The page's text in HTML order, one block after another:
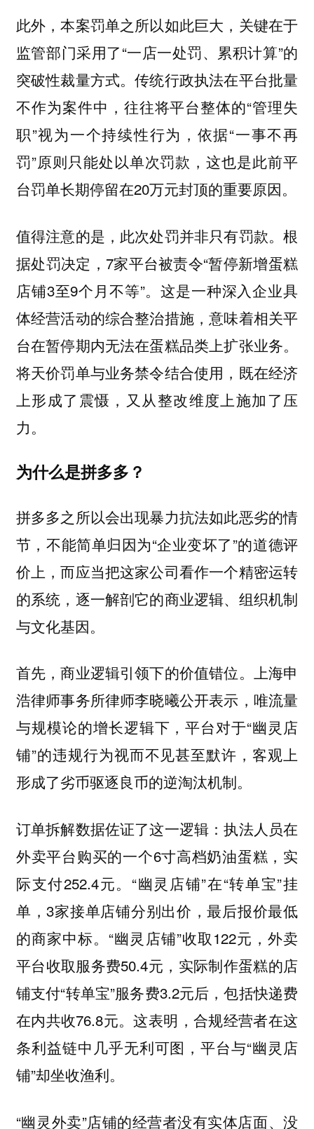
此外，本案罚单之所以如此巨大，关键在于
监管部门采用了“一店一处罚、累积计算”的
突破性裁量方式。传统行政执法在平台批量
不作为案件中，往往将平台整体的“管理失
职”视为一个持续性行为，依据“一事不再
罚”原则只能处以单次罚款，这也是此前平
台罚单长期停留在20万元封顶的重要原因。
值得注意的是，此次处罚并非只有罚款。根
据处罚决定，7家平台被责令“暂停新增蛋糕
店铺3至9个月不等”。这是一种深入企业具
体经营活动的综合整治措施，意味着相关平
台在暂停期内无法在蛋糕品类上扩张业务。
将天价罚单与业务禁令结合使用，既在经济
上形成了震慑，又从整改维度上施加了压
力。
为什么是拼多多？
拼多多之所以会出现暴力抗法如此恶劣的情
节，不能简单归因为“企业变坏了”的道德评
价上，而应当把这家公司看作一个精密运转
的系统，逐一解剖它的商业逻辑、组织机制
与文化基因。
首先，商业逻辑引领下的价值错位。上海申
浩律师事务所律师李晓曦公开表示，唯流量
与规模论的增长逻辑下，平台对于“幽灵店
铺”的违规行为视而不见甚至默许，客观上
形成了劣币驱逐良币的逆淘汰机制。
订单拆解数据佐证了这一逻辑：执法人员在
外卖平台购买的一个6寸高档奶油蛋糕，实
际支付252.4元。“幽灵店铺”在“转单宝”挂
单，3家接单店铺分别出价，最后报价最低
的商家中标。“幽灵店铺”收取122元，外卖
平台收取服务费50.4元，实际制作蛋糕的店
铺支付“转单宝”服务费3.2元后，包括快递费
在内共收76.8元。这表明，合规经营者在这
条利益链中几乎无利可图，平台与“幽灵店
铺”却坐收渔利。
“幽灵外卖”店铺的经营者没有实体店面、没